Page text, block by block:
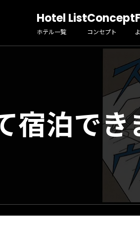
Hotel List
ホテル一覧
Concept
コンセプト
宿泊でき